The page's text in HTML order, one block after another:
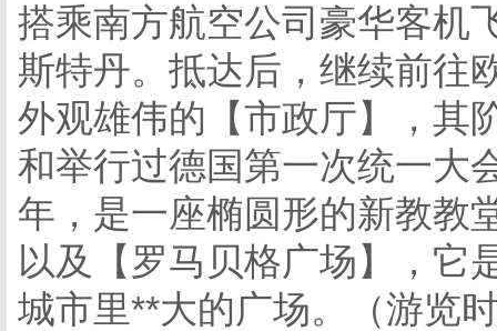
搭乘南方航空公司豪华客
斯特丹。抵达后，继续前
外观雄伟的【市政厅】，其
和举行过德国第一次统一大
年，是一座椭圆形的新教教
以及【罗马贝格广场】，它
城市里**大的广场。（游览